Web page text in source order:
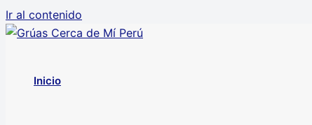
Ir al contenido
Inicio